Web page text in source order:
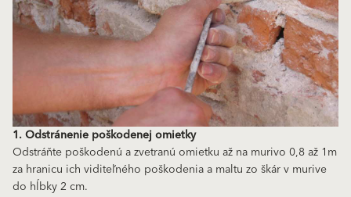
1. Odstránenie poškodenej omietky
Odstráňte poškodenú a zvetranú omietku až na murivo 0,8 až 1m
za hranicu ich viditeľného poškodenia a maltu zo škár v murive
do hĺbky 2 cm.